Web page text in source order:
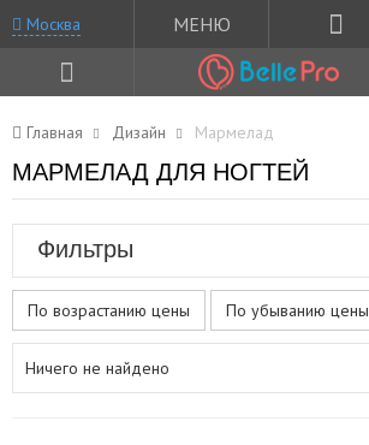
Москва МЕНЮ
Главная Дизайн Мармелад
МАРМЕЛАД ДЛЯ НОГТЕЙ
Фильтры
По возрастанию цены По убыванию цены
Ничего не найдено